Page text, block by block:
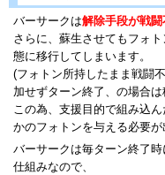
バーサークは解除手段が戦
さらに、蘇生させてもフォ
態に移行してしまいます。
(フォトン所持したまま戦闘
加せずターン終了、の場合
この為、支援目的で組み込
かのフォトンを与える必要が
バーサークは毎ターン終了
仕組みなので、